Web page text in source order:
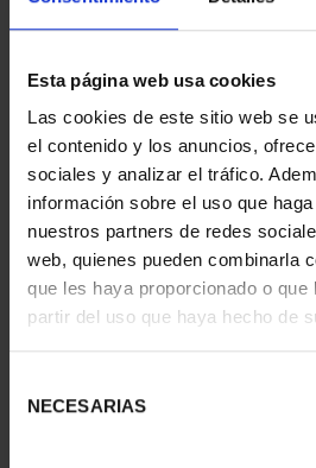
Esta página web usa cookies
Las cookies de este sitio web se
el contenido y los anuncios,
sociales y analizar el tráfico.
información sobre el uso que
nuestros partners de redes
web, quienes pueden combinarla
que les haya proporcionado o que
partir del uso que haya hecho de
NECESARIAS
GOYA (2021)
CINCUENTI...
610,00 €